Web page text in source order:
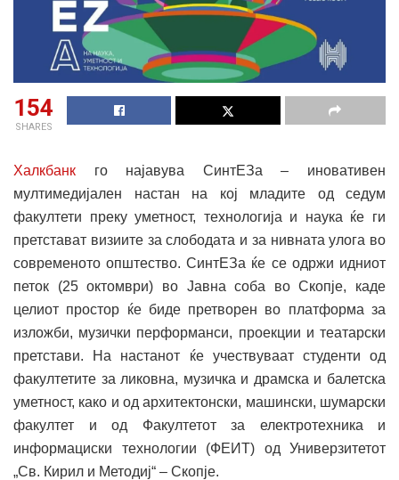
154
SHARES
Халкбанк го најавува СинтЕЗа – иновативен
мултимедијален настан на кој младите од седум
факултети преку уметност, технологија и наука ќе ги
претстават визиите за слободата и за нивната улога во
современото општество. СинтЕЗа ќе се одржи идниот
петок (25 октомври) во Јавна соба во Скопје, каде
целиот простор ќе биде претворен во платформа за
изложби, музички перформанси, проекции и театарски
претстави. На настанот ќе учествуваат студенти од
факултетите за ликовна, музичка и драмска и балетска
уметност, како и од архитектонски, машински, шумарски
факултет и од Факултетот за електротехника и
информациски технологии (ФЕИТ) од Универзитетот
„Св. Кирил и Методиј“ – Скопје.